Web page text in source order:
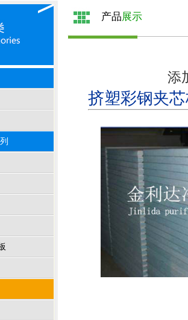
产品展示
添
挤塑彩钢夹